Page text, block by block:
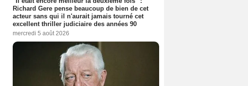
Richard Gere pense beaucoup de bien de cet
acteur sans qui il n'aurait jamais tourné cet
excellent thriller judiciaire des années 90
mercredi 5 août 2026